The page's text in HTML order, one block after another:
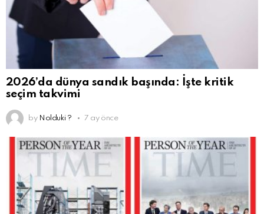
2026’da dünya sandık başında: İşte kritik
seçim takvimi
by Nolduki ? 7 ay önce